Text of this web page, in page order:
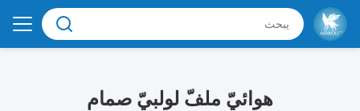
هوائيّ ملفّ لولبيّ صمام